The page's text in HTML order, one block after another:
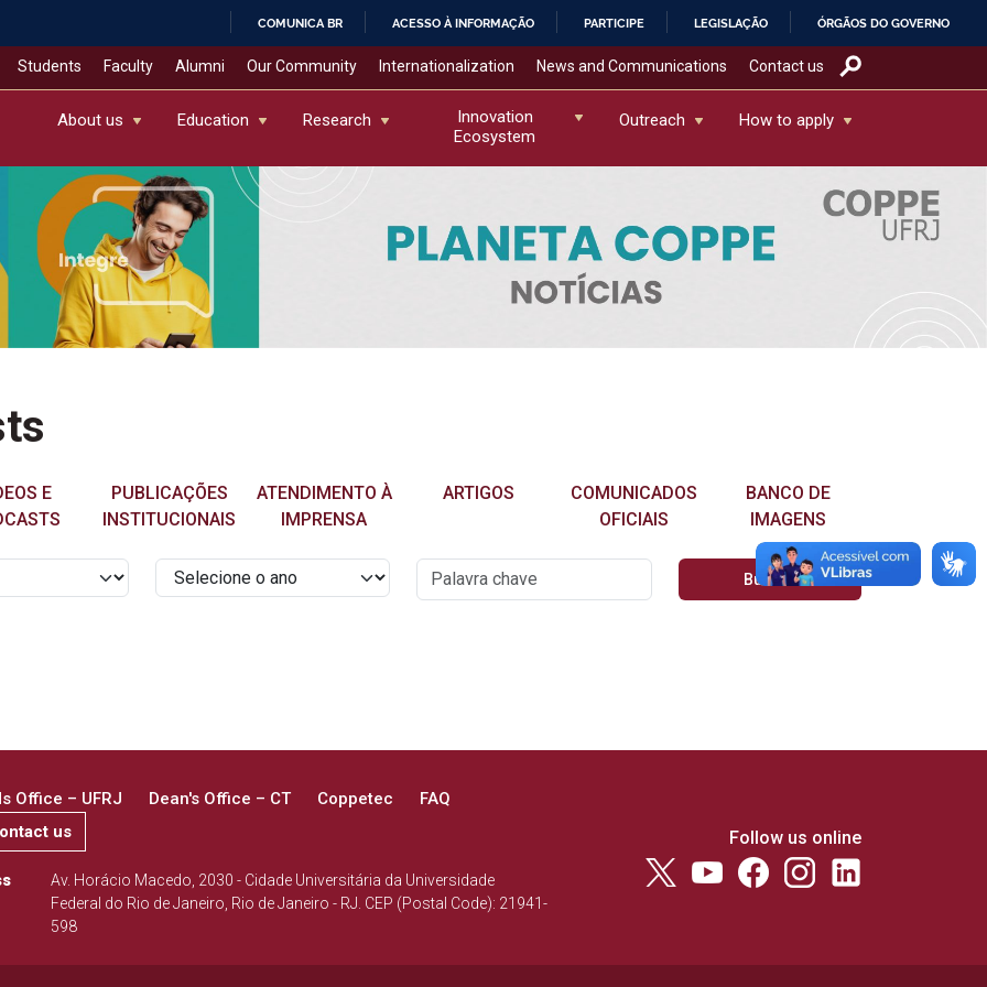
IR
COMUNICA BR ACESSO À INFORMAÇÃO PARTICIPE LEGISLAÇÃO ÓRGÃOS DO GOVERNO
Students Faculty Alumni Our Community Internationalization News and Communications Contact us
About us Education Research
Innovation
Ecosystem
Outreach How to apply
E
PUBLICAÇÕES
INSTITUCIONAIS
ATENDIMENTO À
IMPRENSA
ARTIGOS
COMUNICADOS
OFICIAIS
BANCO DE
IMAGENS
Office – UFRJ Dean's Office – CT Coppetec
FAQ
us
Av. Horácio Macedo, 2030 - Cidade Universitária da Universidade
Federal do Rio de Janeiro, Rio de Janeiro - RJ. CEP (Postal Code): 21941-
598
Follow us online